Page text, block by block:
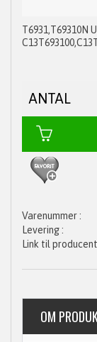
T6931,T69310N
ANTAL
OM